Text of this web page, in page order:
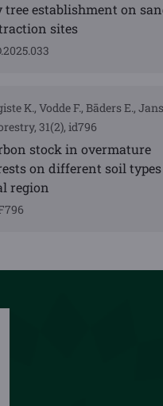
tree establishment on
sites
K., Vodde F., Bāders E.,
31(2), id796
stock in overmature
on different soil
region